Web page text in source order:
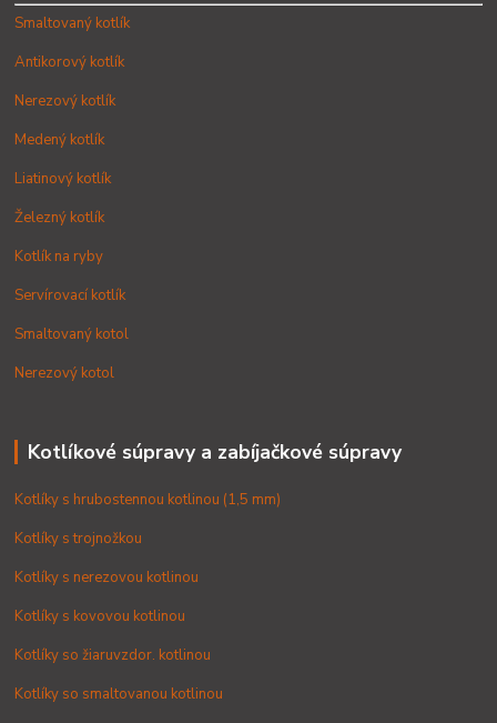
Smaltovaný kotlík
Antikorový kotlík
Nerezový kotlík
Medený kotlík
Liatinový kotlík
Železný kotlík
Kotlík na ryby
Servírovací kotlík
Smaltovaný kotol
Nerezový kotol
Kotlíkové súpravy a zabíjačkové súpravy
Kotlíky s hrubostennou kotlinou (1,5 mm)
Kotlíky s trojnožkou
Kotlíky s nerezovou kotlinou
Kotlíky s kovovou kotlinou
Kotlíky so žiaruvzdor. kotlinou
Kotlíky so smaltovanou kotlinou